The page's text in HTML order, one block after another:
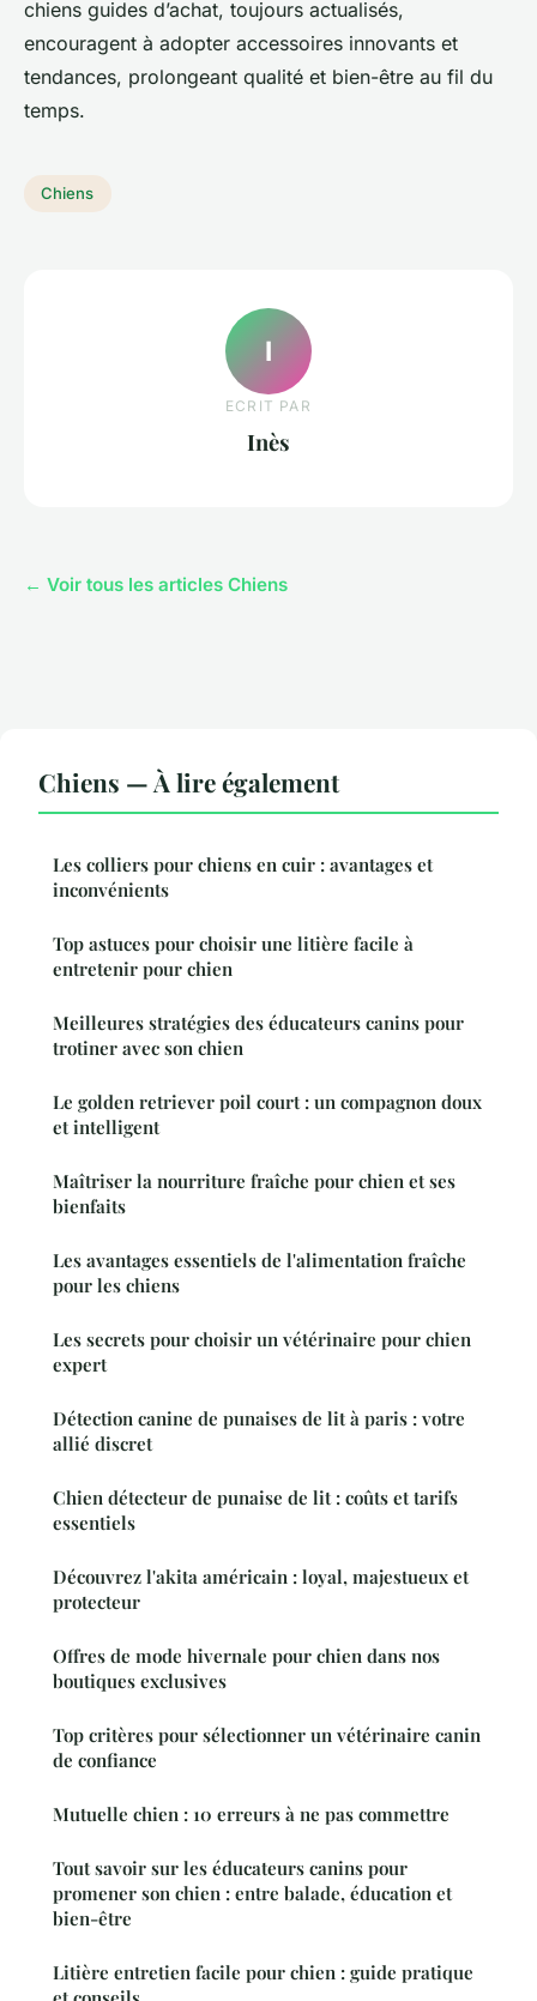
chiens guides d’achat, toujours actualisés,
encouragent à adopter accessoires innovants et
tendances, prolongeant qualité et bien-être au fil du
temps.
Chiens
I
ECRIT PAR
Inès
← Voir tous les articles Chiens
Chiens — À lire également
Les colliers pour chiens en cuir : avantages et
inconvénients
Top astuces pour choisir une litière facile à
entretenir pour chien
Meilleures stratégies des éducateurs canins pour
trotiner avec son chien
Le golden retriever poil court : un compagnon doux
et intelligent
Maîtriser la nourriture fraîche pour chien et ses
bienfaits
Les avantages essentiels de l'alimentation fraîche
pour les chiens
Les secrets pour choisir un vétérinaire pour chien
expert
Détection canine de punaises de lit à paris : votre
allié discret
Chien détecteur de punaise de lit : coûts et tarifs
essentiels
Découvrez l'akita américain : loyal, majestueux et
protecteur
Offres de mode hivernale pour chien dans nos
boutiques exclusives
Top critères pour sélectionner un vétérinaire canin
de confiance
Mutuelle chien : 10 erreurs à ne pas commettre
Tout savoir sur les éducateurs canins pour
promener son chien : entre balade, éducation et
bien-être
Litière entretien facile pour chien : guide pratique